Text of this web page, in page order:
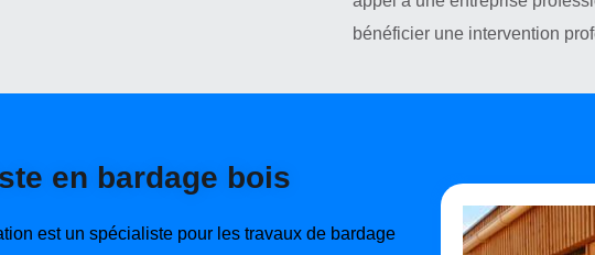
bénéficier une intervention
en bardage bois
est un spécialiste pour les travaux de bardage